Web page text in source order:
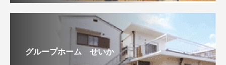
グループホーム せいか